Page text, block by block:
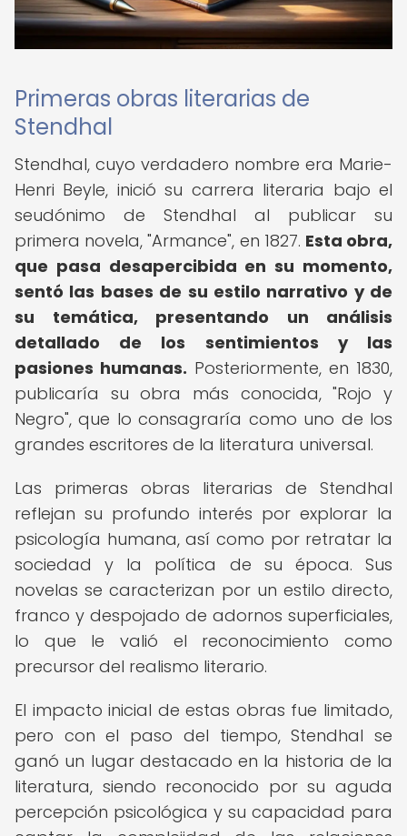
Primeras obras literarias de
Stendhal
Stendhal, cuyo verdadero nombre era Marie-
Henri Beyle, inició su carrera literaria bajo el
seudónimo de Stendhal al publicar su
primera novela, "Armance", en 1827. Esta obra,
que pasa desapercibida en su momento,
sentó las bases de su estilo narrativo y de
su temática, presentando un análisis
detallado de los sentimientos y las
pasiones humanas. Posteriormente, en 1830,
publicaría su obra más conocida, "Rojo y
Negro", que lo consagraría como uno de los
grandes escritores de la literatura universal.
Las primeras obras literarias de Stendhal
reflejan su profundo interés por explorar la
psicología humana, así como por retratar la
sociedad y la política de su época. Sus
novelas se caracterizan por un estilo directo,
franco y despojado de adornos superficiales,
lo que le valió el reconocimiento como
precursor del realismo literario.
El impacto inicial de estas obras fue limitado,
pero con el paso del tiempo, Stendhal se
ganó un lugar destacado en la historia de la
literatura, siendo reconocido por su aguda
percepción psicológica y su capacidad para